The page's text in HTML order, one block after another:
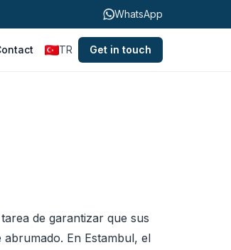
WhatsApp
TR Get in touch
de garantizar que sus
En Estambul, el